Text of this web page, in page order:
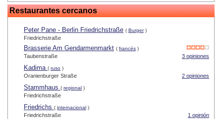
Restaurantes cercanos
Peter Pane - Berlin Friedrichstraße ( Burger)
Friedrichstraße
Brasserie Am Gendarmenmarkt ( francés )
3 opiniones
Taubenstraße
Kadima ( ruso )
2 opiniones
Oranienburger Straße
Stammhaus ( regional )
Friedrichstraße
Friedrichs ( internacional )
1 opinión
Friedrichstraße